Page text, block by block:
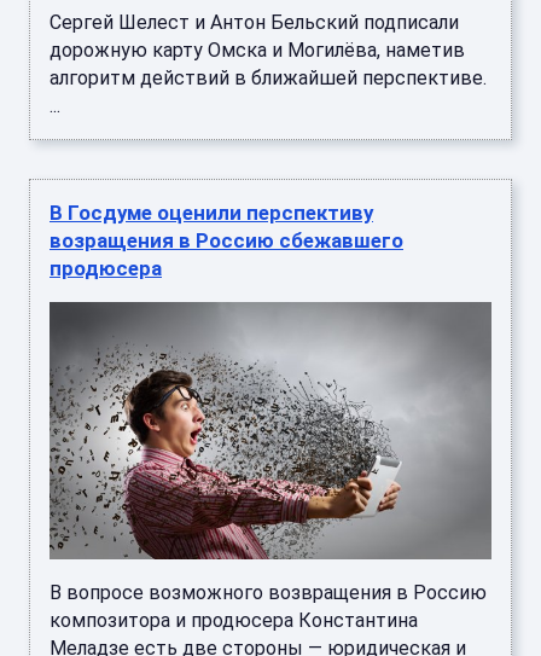
Сергей Шелест и Антон Бельский подписали
дорожную карту Омска и Могилёва, наметив
алгоритм действий в ближайшей перспективе.
...
В Госдуме оценили перспективу
возращения в Россию сбежавшего
продюсера
В вопросе возможного возвращения в Россию
композитора и продюсера Константина
Меладзе есть две стороны — юридическая и